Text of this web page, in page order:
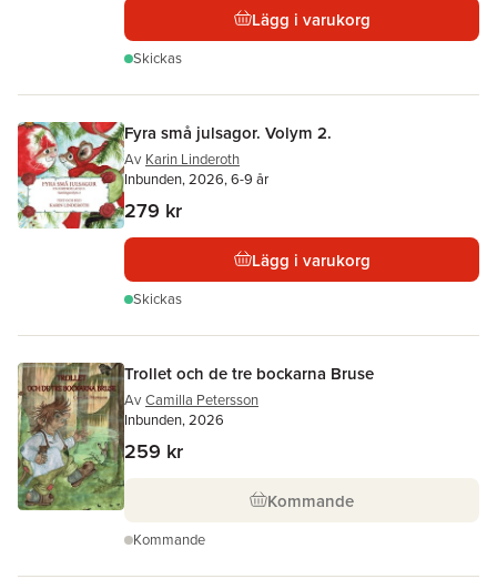
Lägg i varukorg
Skickas
Fyra små julsagor. Volym 2.
Av Karin Linderoth
Inbunden, 2026, 6-9 år
279 kr
Lägg i varukorg
Skickas
Trollet och de tre bockarna Bruse
Av Camilla Petersson
Inbunden, 2026
259 kr
Kommande
Kommande